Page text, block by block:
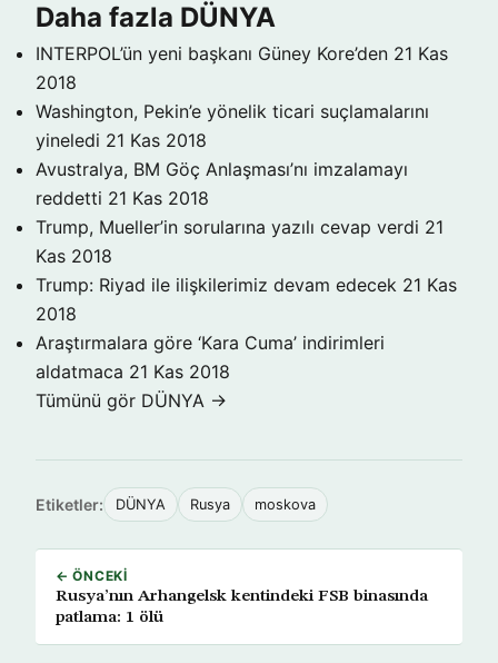
Daha fazla DÜNYA
INTERPOL’ün yeni başkanı Güney Kore’den 21 Kas
2018
Washington, Pekin’e yönelik ticari suçlamalarını
yineledi 21 Kas 2018
Avustralya, BM Göç Anlaşması’nı imzalamayı
reddetti 21 Kas 2018
Trump, Mueller’in sorularına yazılı cevap verdi 21
Kas 2018
Trump: Riyad ile ilişkilerimiz devam edecek 21 Kas
2018
Araştırmalara göre ‘Kara Cuma’ indirimleri
aldatmaca 21 Kas 2018
Tümünü gör DÜNYA →
Etiketler: DÜNYA Rusya moskova
← ÖNCEKI
Rusya’nın Arhangelsk kentindeki FSB binasında
patlama: 1 ölü